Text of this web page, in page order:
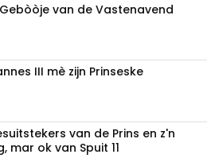
van de Vastenavend
III mè zijn Prinseske
van de Prins en z'n
mar ok van Spuit 11